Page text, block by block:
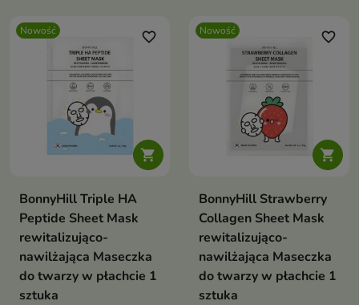
Nowość

favorite_border
BonnyHill Triple HA
Peptide Sheet Mask
rewitalizująco-
nawilżająca Maseczka
do twarzy w płachcie 1
sztuka
Nowość

favorite_border
BonnyHill Strawberry
Collagen Sheet Mask
rewitalizująco-
nawilżająca Maseczka
do twarzy w płachcie 1
sztuka